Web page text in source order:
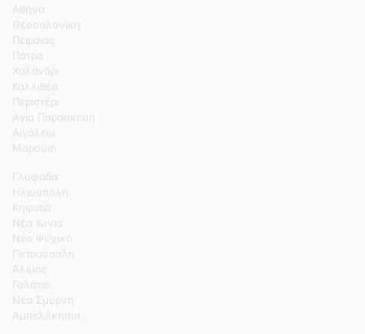
Αθήνα
Θεσσαλονίκη
Πειραιάς
Πάτρα
Χαλάνδρι
Καλλιθέα
Περιστέρι
Αγία Παρασκευή
Αιγάλεω
Μαρούσι
Γλυφάδα
Ηλιούπολη
Κηφισιά
Νέα Ιωνία
Νέο Ψυχικό
Πετρούπολη
Άλιμος
Γαλάτσι
Νέα Σμύρνη
Αμπελόκηποι